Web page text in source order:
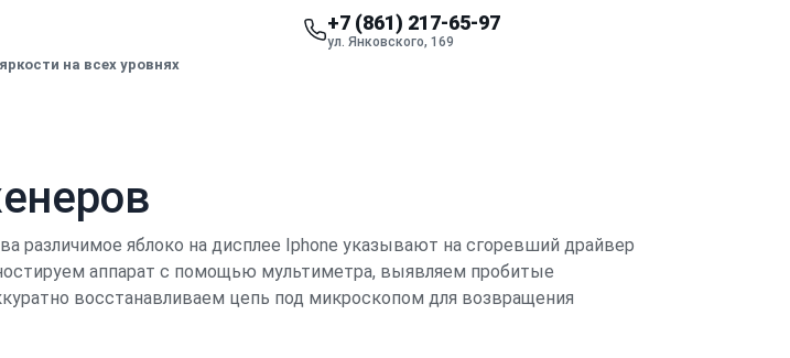
на всех уровнях
+7 (861) 217-65-97
ул. Янковского, 169
яблоко на дисплее Iphone указывают на сгоревший драйвер
аппарат с помощью мультиметра, выявляем пробитые
восстанавливаем цепь под микроскопом для возвращения